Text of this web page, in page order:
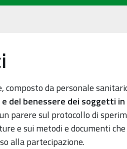
da personale
del benessere dei soggetti
parere sul protocollo di
e sui metodi e documenti
alla partecipazione.